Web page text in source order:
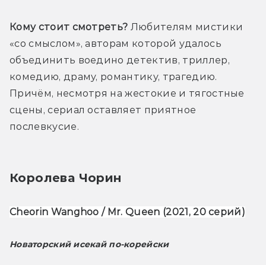
Кому стоит смотреть? Любителям мистики
«со смыслом», авторам которой удалось
объединить воедино детектив, триллер,
комедию, драму, романтику, трагедию.
Причём, несмотря на жестокие и тягостные
сцены, сериал оставляет приятное
послевкусие.
Королева Чорин
Cheorin Wanghoo / Mr. Queen (2021, 20 серий)
Новаторский исекай по-корейски